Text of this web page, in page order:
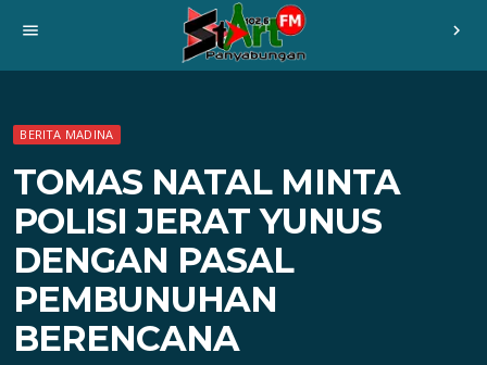
menu chevron_right
BERITA MADINA
TOMAS NATAL MINTA
POLISI JERAT YUNUS
DENGAN PASAL
PEMBUNUHAN
BERENCANA